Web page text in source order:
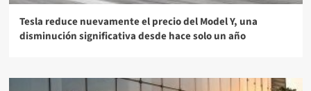
Tesla reduce nuevamente el precio del Model Y, una
disminución significativa desde hace solo un año